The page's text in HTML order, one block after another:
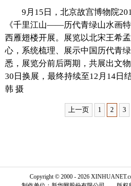
新华电视中文 新华电
9月15日，北京故宫博物院
《千里江山——历代青绿山水画
西雁翅楼开展。展览以北宋王希
心，系统梳理、展示中国历代青
悉，展览分前后两期，共展出文
30日换展，最终持续至12月14日
韩 摄
上一页 1 2 3
Copyright © 2000 - 2026